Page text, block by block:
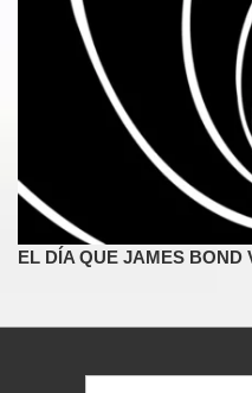
EL DÍA QUE JAMES BOND